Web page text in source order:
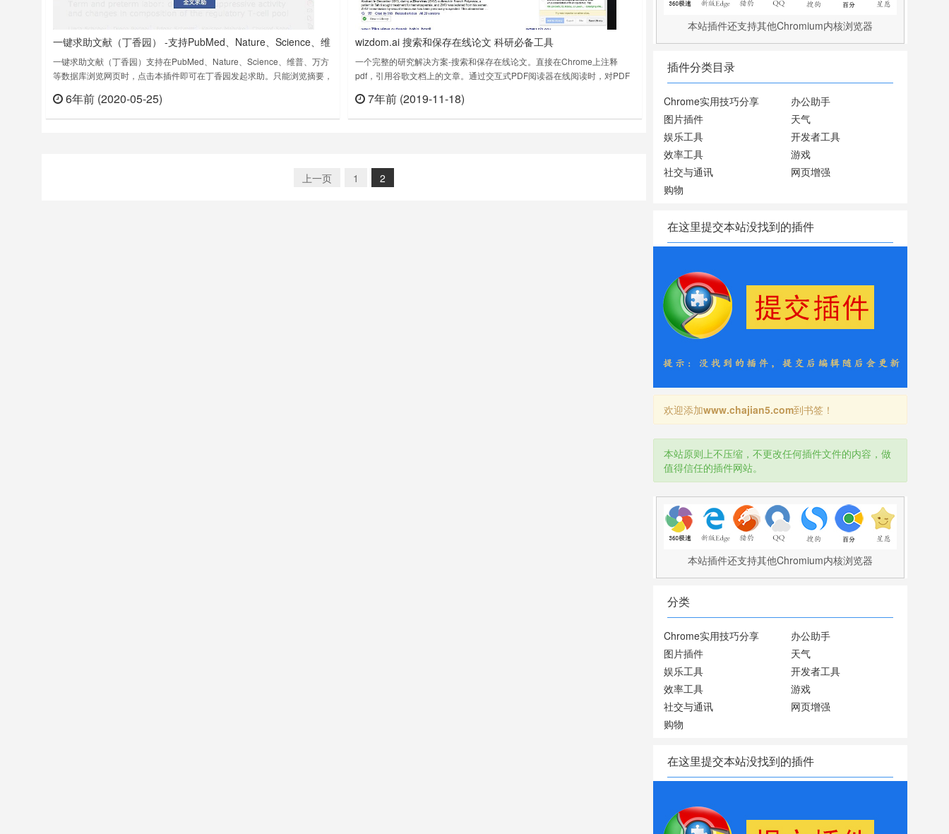
一键求助文献（丁香园） -支持PubMed、Nature、Science、维
普、万方等数据库
一键求助文献（丁香园）支持在PubMed、Nature、Science、维普、万方
等数据库浏览网页时，点击本插件即可在丁香园发起求助。只能浏览摘要，
会员帮你找全文。目前支持的数据库包括* PubMed* Nature* Science*
Lancet* Highwire* ……
6年前 (2020-05-25)
wizdom.ai 搜索和保存在线论文 科研必备工具
一个完整的研究解决方案-搜索和保存在线论文。直接在Chrome上注释
pdf，引用谷歌文档上的文章。通过交互式PDF阅读器在线阅读时，对PDF
收集文章参考，引用它们并在谷歌文档中生成超过7000种引用样式的书
目。wizdom.ai支持数百个出版商网站，包括Go……
7年前 (2019-11-18)
上一页 1 2
本站插件还支持其他Chromium内核浏览器
插件分类目录
Chrome实用技巧分享
办公助手
图片插件
天气
娱乐工具
开发者工具
效率工具
游戏
社交与通讯
网页增强
购物
在这里提交本站没找到的插件
欢迎添加www.chajian5.com到书签！
本站原则上不压缩，不更改任何插件文件的内容，做
值得信任的插件网站。
本站插件还支持其他Chromium内核浏览器
分类
Chrome实用技巧分享
办公助手
图片插件
天气
娱乐工具
开发者工具
效率工具
游戏
社交与通讯
网页增强
购物
在这里提交本站没找到的插件